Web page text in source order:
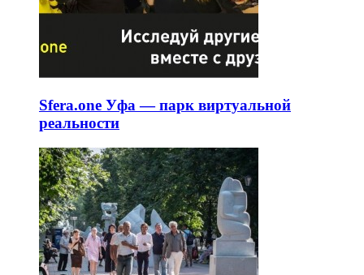
Sfera.one Уфа — парк виртуальной
реальности